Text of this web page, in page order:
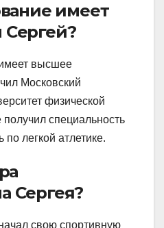
имеет
высшее
Московский
физической
получил специальность
легкой атлетике.
Сергея?
свою спортивную